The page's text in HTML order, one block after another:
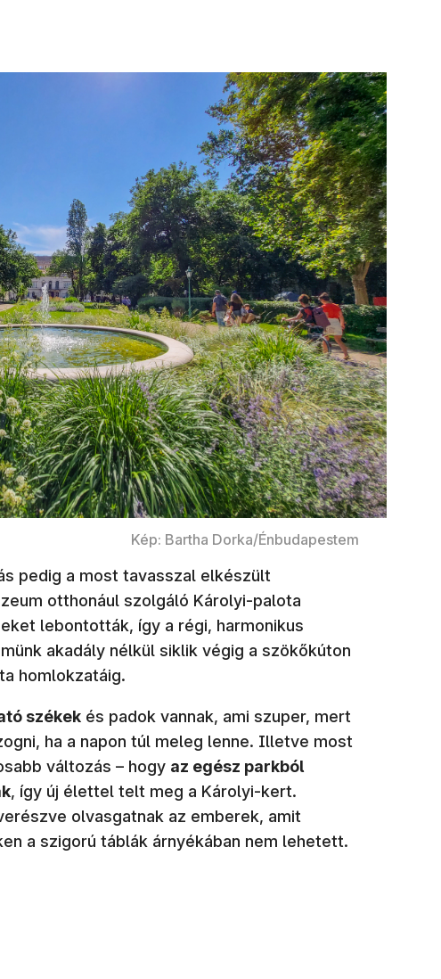
Kép: Bartha Dorka/Énbudapestem
pedig a most tavasszal elkészült
otthonául szolgáló Károlyi-palota
lebontották, így a régi, harmonikus
akadály nélkül siklik végig a szökőkúton
homlokzatáig.
székek és padok vannak, ami szuper, mert
ha a napon túl meleg lenne. Illetve most
változás – hogy az egész parkból
, így új élettel telt meg a Károlyi-kert.
olvasgatnak az emberek, amit
a szigorú táblák árnyékában nem lehetett.